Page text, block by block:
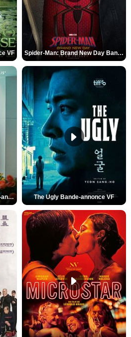
VF Spider-Man: Brand New Day Bande-annonce (3) VO STFR
Des Fleurs pour Tokyo Bande-annonce VO STFR The Ugly Bande-annonce VF